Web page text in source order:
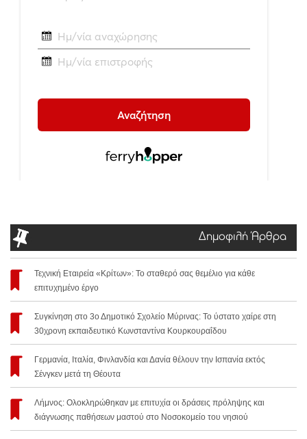
Δημοφιλή Άρθρα
Τεχνική Εταιρεία «Κρίτων»: Το σταθερό σας θεμέλιο για κάθε
επιτυχημένο έργο
Συγκίνηση στο 3ο Δημοτικό Σχολείο Μύρινας: Το ύστατο χαίρε στη
30χρονη εκπαιδευτικό Κωνσταντίνα Κουρκουραΐδου
Γερμανία, Ιταλία, Φινλανδία και Δανία θέλουν την Ισπανία εκτός
Σένγκεν μετά τη Θέουτα
Λήμνος: Ολοκληρώθηκαν με επιτυχία οι δράσεις πρόληψης και
διάγνωσης παθήσεων μαστού στο Νοσοκομείο του νησιού